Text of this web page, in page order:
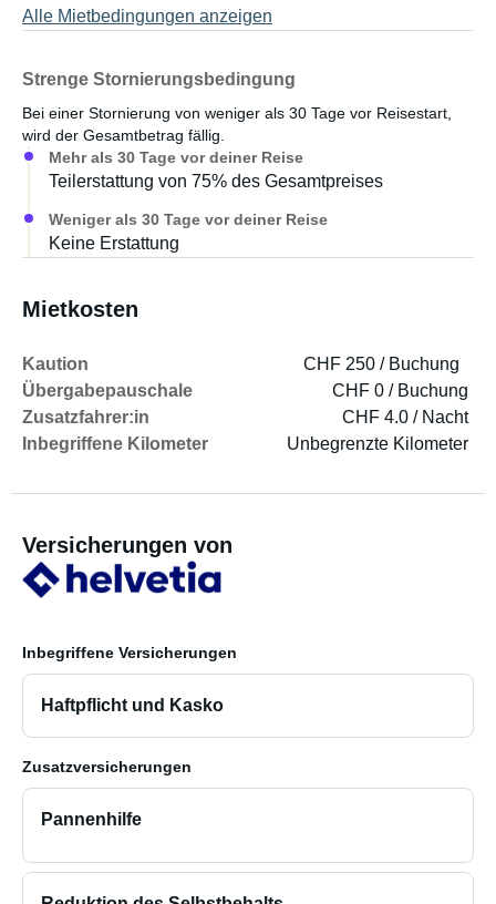
Alle Mietbedingungen anzeigen
Strenge Stornierungsbedingung
Bei einer Stornierung von weniger als 30 Tage vor Reisestart,
wird der Gesamtbetrag fällig.
Mehr als 30 Tage vor deiner Reise
Teilerstattung von 75% des Gesamtpreises
Weniger als 30 Tage vor deiner Reise
Keine Erstattung
Mietkosten
Kaution
CHF 250 / Buchung
Übergabepauschale
CHF 0 / Buchung
Zusatzfahrer:in
CHF 4.0 / Nacht
Inbegriffene Kilometer
Unbegrenzte Kilometer
Versicherungen von
Inbegriffene Versicherungen
Haftpflicht und Kasko
Zusatzversicherungen
Pannenhilfe